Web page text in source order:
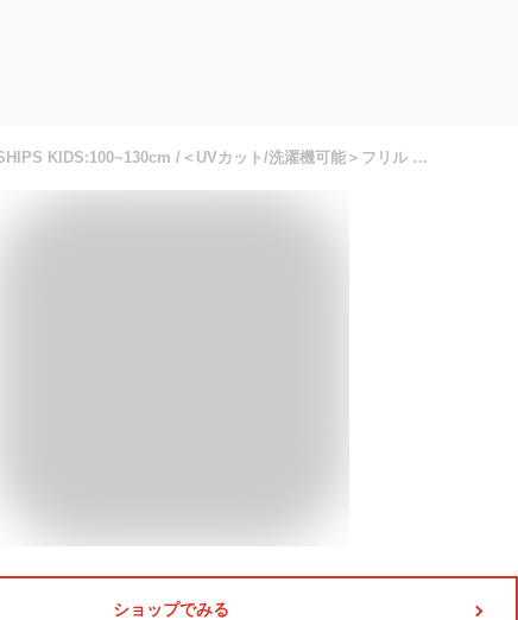
SHIPS KIDS SHIPS KIDS:100~130cm /＜UVカット/洗濯機可能＞フリル パーカ シップス ジャケット・アウター ブルゾン・ジャンパー ネイビー ベージュ【送料無料】
ショップでみる